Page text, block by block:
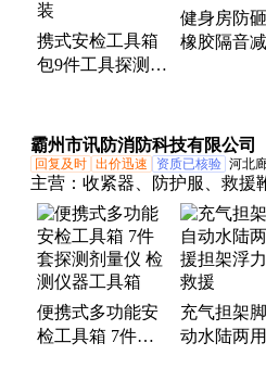
携式安检工具箱
包9件工具探测仪
健身房防
橡胶隔音
霸州市讯防消防科技有限公司
回复及时 出价迅速 资质已核验 河北
主营： 收紧器、防护服、救援
描仪、隔膜泵、双肩包、三
草机、高压泵、液压泵、灭火
绳器、装备绳、应急灯、工作
生衣、排水车
便携式多功能安
检工具箱 7件套
充气担架
动水陆两